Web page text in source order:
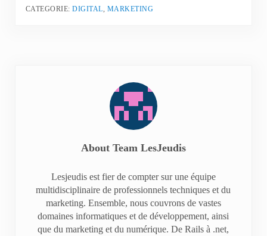
CATEGORIE:DIGITAL MARKETING
About Team LesJeudis
Lesjeudis est fier de compter sur une équipe
multidisciplinaire de professionnels techniques et du
marketing. Ensemble, nous couvrons de vastes
domaines informatiques et de développement, ainsi
que du marketing et du numérique. De Rails à .net,